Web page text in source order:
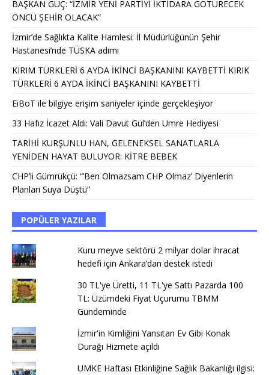
BAŞKAN GÜÇ: “İZMİR YENİ PARTİYİ İKTİDARA GÖTÜRECEK
ÖNCÜ ŞEHİR OLACAK”
İzmir’de Sağlıkta Kalite Hamlesi: İl Müdürlüğünün Şehir
Hastanesi’nde TÜSKA adımı
KIRIM TÜRKLERİ 6 AYDA İKİNCİ BAŞKANINI KAYBETTİ KIRIK
TÜRKLERİ 6 AYDA İKİNCİ BAŞKANINI KAYBETTİ
EiBoT ile bilgiye erişim saniyeler içinde gerçekleşiyor
33 Hafız İcazet Aldı: Vali Davut Gül’den Umre Hediyesi
TARİHİ KURŞUNLU HAN, GELENEKSEL SANATLARLA
YENİDEN HAYAT BULUYOR: KİTRE BEBEK
CHP’li Gümrükçü: “’Ben Olmazsam CHP Olmaz’ Diyenlerin
Planları Suya Düştü”
POPÜLER YAZILAR
Kuru meyve sektörü 2 milyar dolar ihracat
hedefi için Ankara’dan destek istedi
30 TL'ye Üretti, 11 TL'ye Sattı Pazarda 100
TL: Üzümdeki Fiyat Uçurumu TBMM
Gündeminde
İzmir'in Kimliğini Yansıtan Ev Gibi Konak
Durağı Hizmete açıldı
UMKE Haftası Etkinliğine Sağlık Bakanlığı ilgisi: